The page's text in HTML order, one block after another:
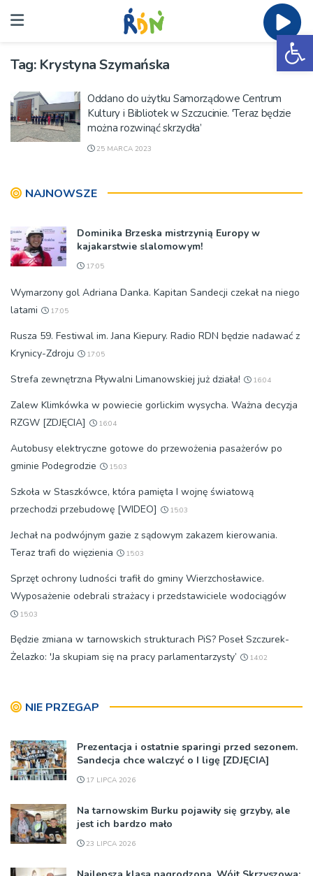
Tag: Krystyna Szymańska
Oddano do użytku Samorządowe Centrum
Kultury i Bibliotek w Szczucinie. 'Teraz będzie
można rozwinąć skrzydła’
25 MARCA 2023
NAJNOWSZE
Dominika Brzeska mistrzynią Europy w
kajakarstwie slalomowym!
17:05
Wymarzony gol Adriana Danka. Kapitan Sandecji czekał na niego
latami
17:05
Rusza 59. Festiwal im. Jana Kiepury. Radio RDN będzie nadawać z
Krynicy-Zdroju
17:05
Strefa zewnętrzna Pływalni Limanowskiej już działa! 16:04
Zalew Klimkówka w powiecie gorlickim wysycha. Ważna decyzja
RZGW [ZDJĘCIA]
16:04
Autobusy elektryczne gotowe do przewożenia pasażerów po
gminie Podegrodzie
15:03
Szkoła w Staszkówce, która pamięta I wojnę światową
przechodzi przebudowę [WIDEO]
15:03
Jechał na podwójnym gazie z sądowym zakazem kierowania.
Teraz trafi do więzienia
15:03
Sprzęt ochrony ludności trafił do gminy Wierzchosławice.
Wyposażenie odebrali strażacy i przedstawiciele wodociągów
15:03
Będzie zmiana w tarnowskich strukturach PiS? Poseł Szczurek-
Żelazko: 'Ja skupiam się na pracy parlamentarzysty’
14:02
NIE PRZEGAP
Prezentacja i ostatnie sparingi przed sezonem.
Sandecja chce walczyć o I ligę [ZDJĘCIA]
17 LIPCA 2026
Na tarnowskim Burku pojawiły się grzyby, ale
jest ich bardzo mało
23 LIPCA 2026